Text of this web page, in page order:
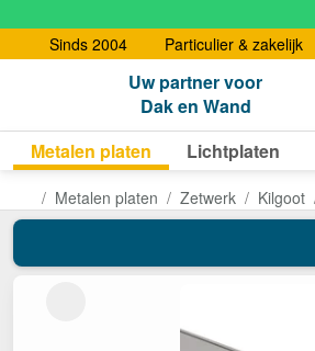
Sinds 2004
Particulier & zakelijk
Uw partner voor
Dak en Wand
Metalen platen Lichtplaten
Metalen platen Zetwerk Kilgoot